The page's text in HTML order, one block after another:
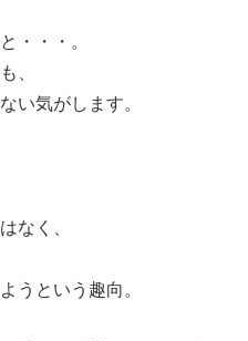
・・・。
、
い気がします。
なく、
うという趣向。